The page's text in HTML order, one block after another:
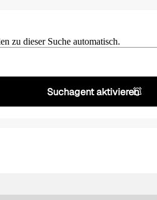
zu dieser Suche automatisch.
Suchagent aktivieren